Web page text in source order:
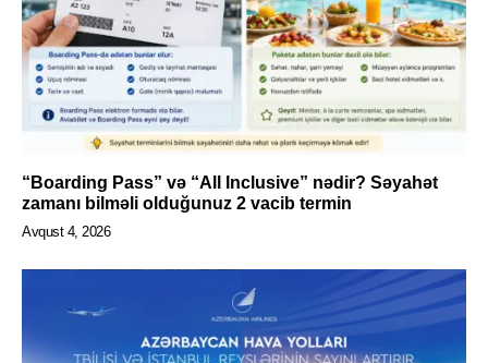
“Boarding Pass” və “All Inclusive” nədir? Səyahət
zamanı bilməli olduğunuz 2 vacib termin
Avqust 4, 2026